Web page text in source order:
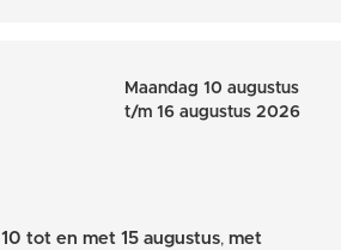
Maandag 10 augustus
t/m 16 augustus 2026
10 tot en met 15 augustus, met